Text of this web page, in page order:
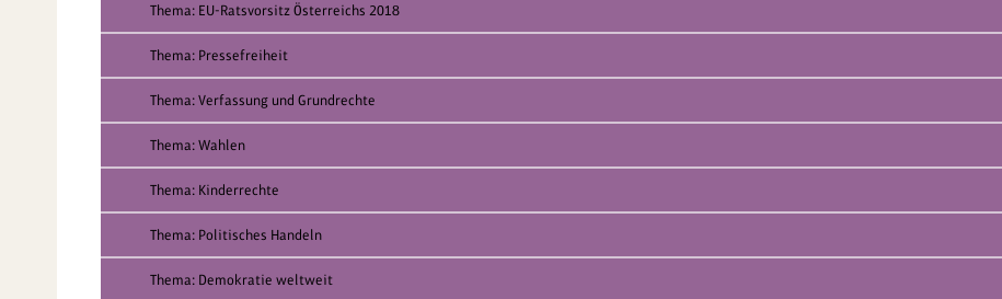
Thema: EU-Ratsvorsitz Österreichs 2018
Thema: Pressefreiheit
Thema: Verfassung und Grundrechte
Thema: Wahlen
Thema: Kinderrechte
Thema: Politisches Handeln
Thema: Demokratie weltweit